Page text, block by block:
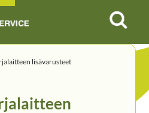
lisävarusteet